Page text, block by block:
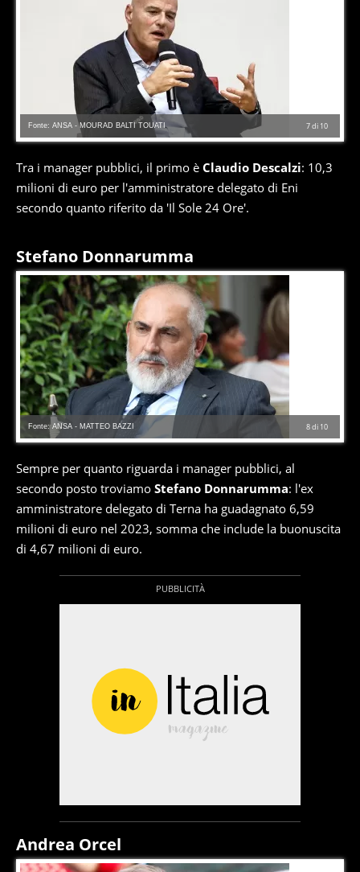
7di 10
Fonte: ANSA - MOURAD BALTI TOUATI
Tra i manager pubblici, il primo è Claudio Descalzi: 10,3
milioni di euro per l'amministratore delegato di Eni
secondo quanto riferito da 'Il Sole 24 Ore'.
Stefano Donnarumma
8di 10
Fonte: ANSA - MATTEO BAZZI
Sempre per quanto riguarda i manager pubblici, al
secondo posto troviamo Stefano Donnarumma: l'ex
amministratore delegato di Terna ha guadagnato 6,59
milioni di euro nel 2023, somma che include la buonuscita
di 4,67 milioni di euro.
Andrea Orcel